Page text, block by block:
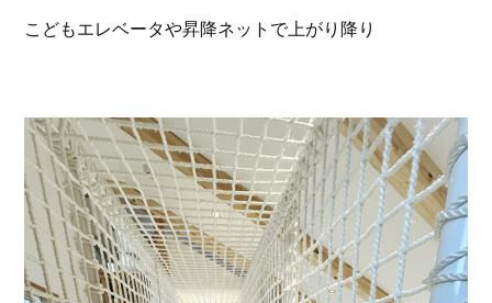
こどもエレベータや昇降ネットで上がり降り